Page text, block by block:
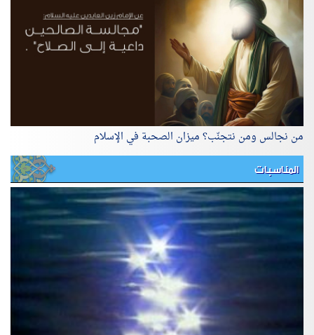
من نجالس ومن نتجنّب؟ ميزان الصحبة في الإسلام
المناسبات